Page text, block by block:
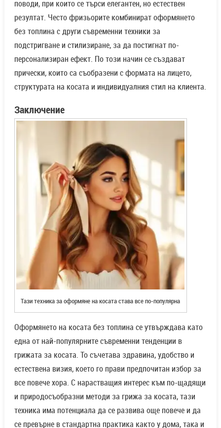
поводи, при които се търси елегантен, но естествен
резултат. Често фризьорите комбинират оформянето
без топлина с други съвременни техники за
подстригване и стилизиране, за да постигнат по-
персонализиран ефект. По този начин се създават
прически, които са съобразени с формата на лицето,
структурата на косата и индивидуалния стил на клиента.
Заключение
Тази техника за оформяне на косата става все по-популярна
Оформянето на косата без топлина се утвърждава като
една от най-популярните съвременни тенденции в
грижата за косата. То съчетава здравина, удобство и
естествена визия, което го прави предпочитан избор за
все повече хора. С нарастващия интерес към по-щадящи
и природосъобразни методи за грижа за косата, тази
техника има потенциала да се развива още повече и да
се превърне в стандартна практика както у дома, така и